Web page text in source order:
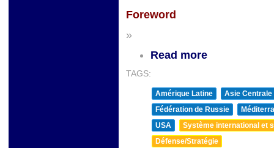
Foreword
»
Read more
TAGS:
Amérique Latine
Asie Centrale
Fédération de Russie
USA
Système international et
Défense/Stratégie